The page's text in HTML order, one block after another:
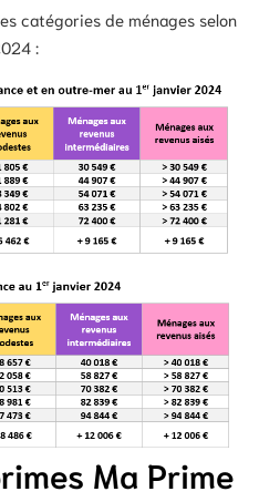
catégories de ménages selon
:
Ma Prime